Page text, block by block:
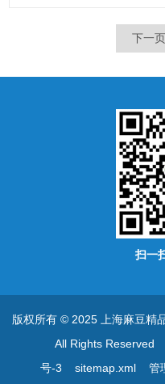
零.扣重,上下限报警,简易计数
等功能. 可选配RS232通讯接
下一页
扫一扫
版权所有 © 2025 上海麻豆精
All Rights
号-3
sitemap.xml 管